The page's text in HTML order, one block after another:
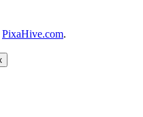
PixaHive.com.